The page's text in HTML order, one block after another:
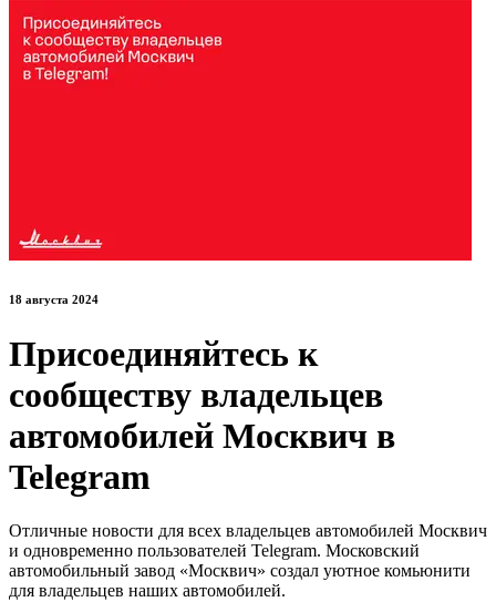
18 августа 2024
Присоединяйтесь к
сообществу владельцев
автомобилей Москвич в
Telegram
Отличные новости для всех владельцев автомобилей Москвич
и одновременно пользователей Telegram. Московский
автомобильный завод «Москвич» создал уютное комьюнити
для владельцев наших автомобилей.